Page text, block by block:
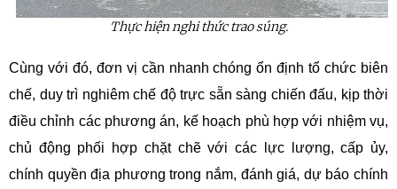
Thực hiện nghi thức trao súng.
Cùng với đó, đơn vị cần nhanh chóng ổn định tổ chức biên
chế, duy trì nghiêm chế độ trực sẵn sàng chiến đấu, kịp thời
điều chỉnh các phương án, kế hoạch phù hợp với nhiệm vụ,
chủ động phối hợp chặt chẽ với các lực lượng, cấp ủy,
chính quyền địa phương trong nắm, đánh giá, dự báo chính